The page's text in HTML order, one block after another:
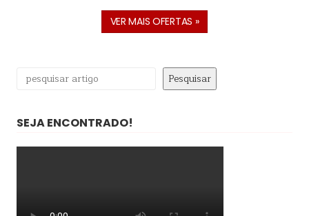
VER MAIS OFERTAS »
Pesquisar Pesquisar
SEJA ENCONTRADO!